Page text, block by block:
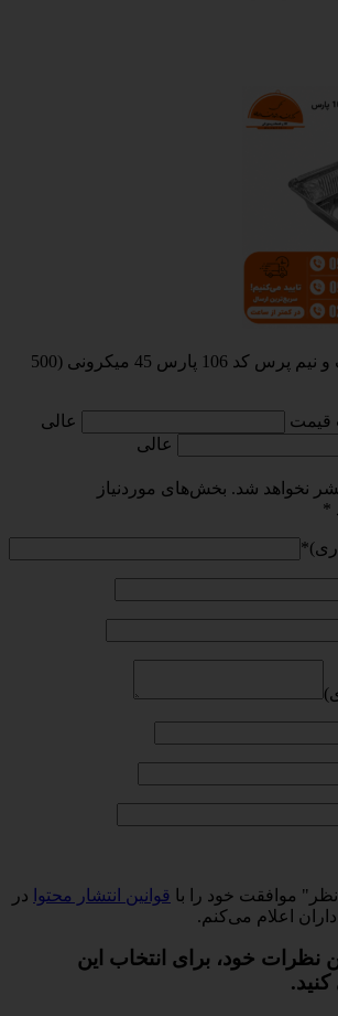
ظرف آلومینیومی یک و نیم پرس کد 106 پارس 45 میکرونی (500
قیمت
عالی
عالی
نخواهد شد. بخش‌های موردنیاز
*
*
موافقت خود را با قوانین انتشار محتوا در
اعلام می‌کنم.
نظرات خود، برای انتخاب این